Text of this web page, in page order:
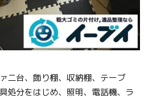
二台、飾り棚、収納棚、テーブ
処分をはじめ、照明、電話機、ラ